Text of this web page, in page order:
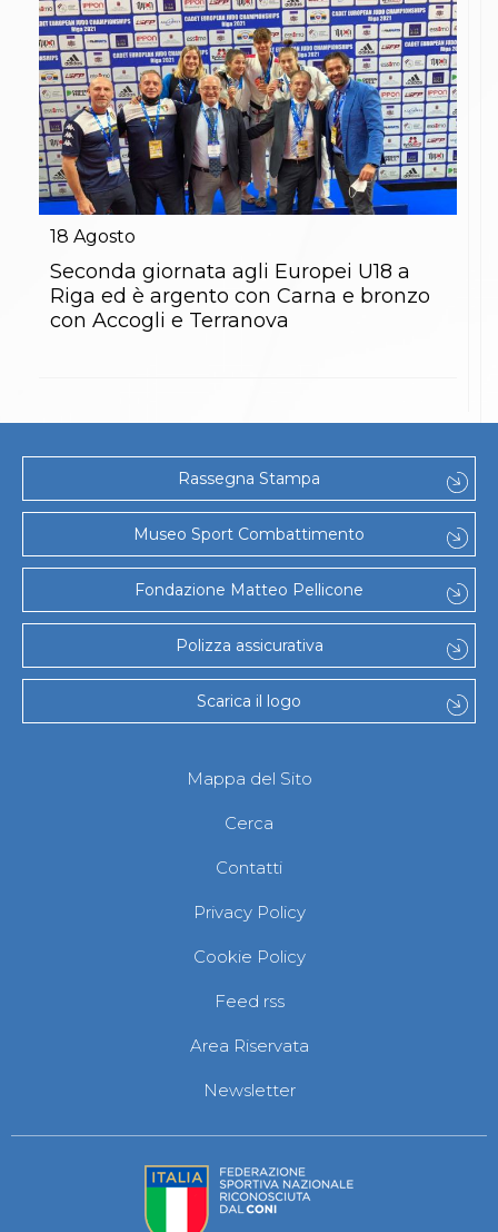
18 Agosto
Seconda giornata agli Europei U18 a
Riga ed è argento con Carna e bronzo
con Accogli e Terranova
Rassegna Stampa
Museo Sport Combattimento
Fondazione Matteo Pellicone
Polizza assicurativa
Scarica il logo
Mappa del Sito
Cerca
Contatti
Privacy Policy
Cookie Policy
Feed rss
Area Riservata
Newsletter